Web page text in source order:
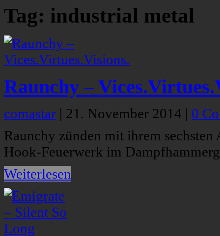
Tag: industrial metal
Raunchy –
comastar | 21. November 2014 | 0
Raunchy zünden mit ihrem
Hook-Feuerwerk im
Weiterlesen